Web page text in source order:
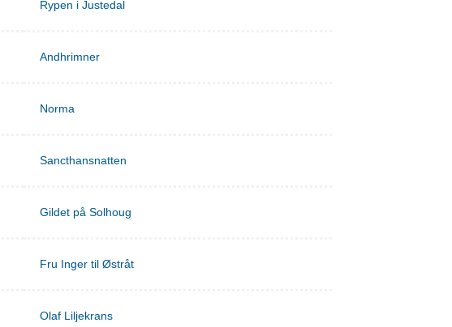
Rypen i Justedal
Andhrimner
Norma
Sancthansnatten
Gildet på Solhoug
Fru Inger til Østråt
Olaf Liljekrans